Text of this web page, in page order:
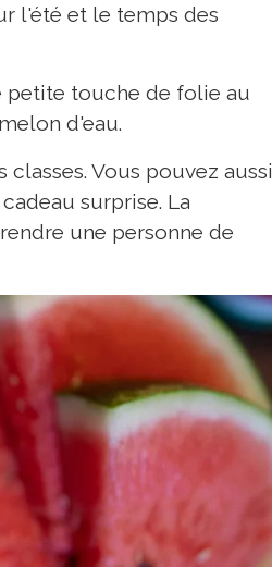
l'été et le temps des
petite touche de folie au
d'eau.
Vous pouvez aussi
surprise. La
une personne de